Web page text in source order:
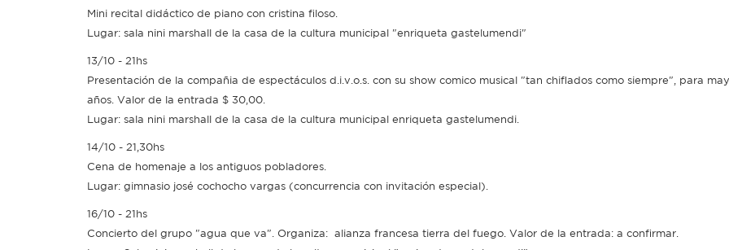
Mini recital didáctico de piano con cristina filoso.
Lugar: sala nini marshall de la casa de la cultura municipal "enriqueta gastelumendi"
13/10 - 21hs
Presentación de la compañia de espectáculos d.i.v.o.s. con su show comico musical "tan chiflados como siempre", para
años. Valor de la entrada $ 30,00.
Lugar: sala nini marshall de la casa de la cultura municipal enriqueta gastelumendi.
14/10 - 21,30hs
Cena de homenaje a los antiguos pobladores.
Lugar: gimnasio josé cochocho vargas (concurrencia con invitación especial).
16/10 - 21hs
Concierto del grupo "agua que va". Organiza: alianza francesa tierra del fuego. Valor de la entrada: a confirmar.